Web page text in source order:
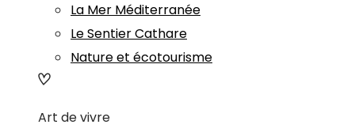
La Mer Méditerranée
Le Sentier Cathare
Nature et écotourisme
Art de vivre